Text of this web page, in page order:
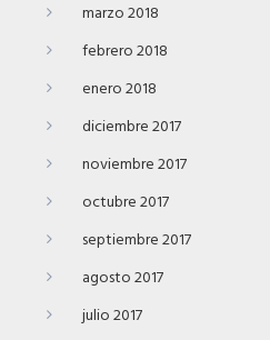
marzo 2018
febrero 2018
enero 2018
diciembre 2017
noviembre 2017
octubre 2017
septiembre 2017
agosto 2017
julio 2017